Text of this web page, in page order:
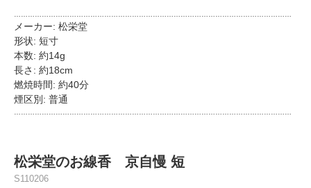
メーカー: 松栄堂
形状: 短寸
本数: 約14g
長さ: 約18cm
燃焼時間: 約40分
煙区別: 普通
松栄堂のお線香 京自慢 短
S110206